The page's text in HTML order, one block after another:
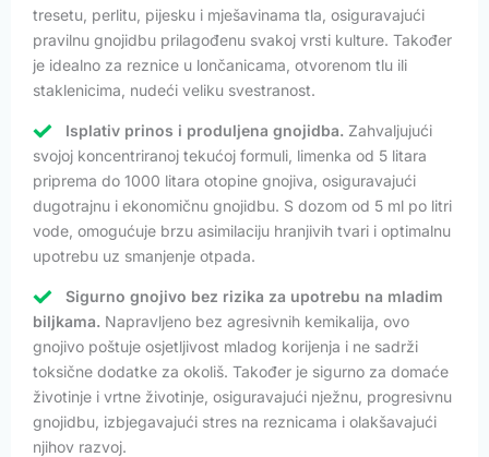
tresetu, perlitu, pijesku i mješavinama tla, osiguravajući
pravilnu gnojidbu prilagođenu svakoj vrsti kulture. Također
je idealno za reznice u lončanicama, otvorenom tlu ili
staklenicima, nudeći veliku svestranost.
Isplativ prinos i produljena gnojidba. Zahvaljujući
svojoj koncentriranoj tekućoj formuli, limenka od 5 litara
priprema do 1000 litara otopine gnojiva, osiguravajući
dugotrajnu i ekonomičnu gnojidbu. S dozom od 5 ml po litri
vode, omogućuje brzu asimilaciju hranjivih tvari i optimalnu
upotrebu uz smanjenje otpada.
Sigurno gnojivo bez rizika za upotrebu na mladim
biljkama. Napravljeno bez agresivnih kemikalija, ovo
gnojivo poštuje osjetljivost mladog korijenja i ne sadrži
toksične dodatke za okoliš. Također je sigurno za domaće
životinje i vrtne životinje, osiguravajući nježnu, progresivnu
gnojidbu, izbjegavajući stres na reznicama i olakšavajući
njihov razvoj.